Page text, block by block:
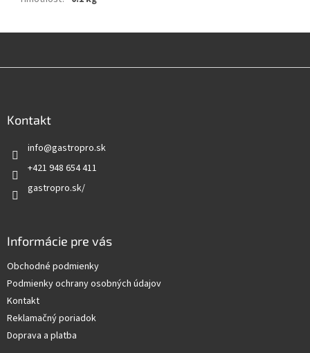
Kontakt
info@gastropro.sk
+421 948 654 411
gastropro.sk/
Informácie pre vás
Obchodné podmienky
Podmienky ochrany osobných údajov
Kontakt
Reklamačný poriadok
Doprava a platba